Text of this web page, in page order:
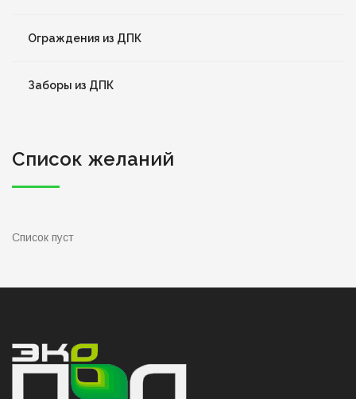
Ограждения из ДПК
Заборы из ДПК
Список желаний
Список пуст